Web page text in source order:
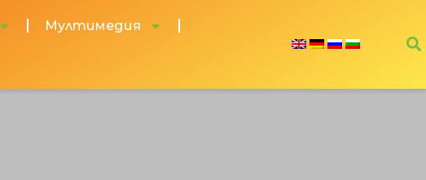
Мултимедия